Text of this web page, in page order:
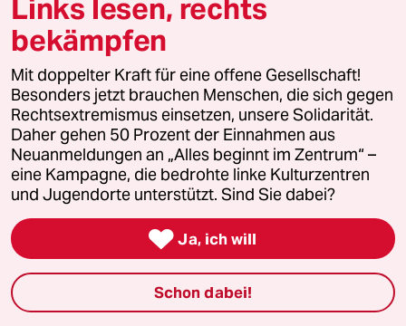
Mehr taz Lesestoff
taz Blogs
taz FUTURZWEI
taz Archiv
Links lesen, rechts
bekämpfen
Mit doppelter Kraft für eine offene Gesellschaft!
Besonders jetzt brauchen Menschen, die sich gegen
Rechtsextremismus einsetzen, unsere Solidarität.
Daher gehen 50 Prozent der Einnahmen aus
Neuanmeldungen an „Alles beginnt im Zentrum“ –
eine Kampagne, die bedrohte linke Kulturzentren
und Jugendorte unterstützt. Sind Sie dabei?
 Ja, ich will
Schon dabei!